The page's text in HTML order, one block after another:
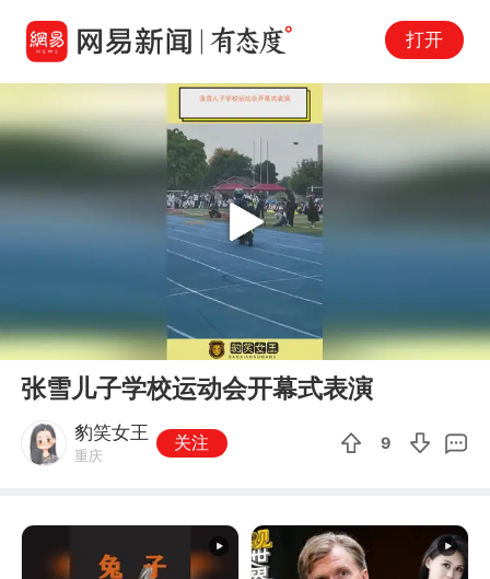
打开
00:00 00:29
Play
张雪儿子学校运动会开幕式表演
豹笑女王
重庆
关注 9